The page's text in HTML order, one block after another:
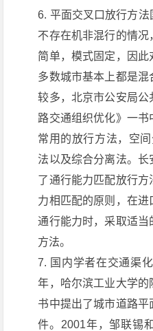
平面交叉口放行方
不存在机非混行的情
简单，模式固定，因
多数城市基本上都是
较多，北京市公安局
路交通组织优化》一
常用的放行方法，空
法以及综合分离法。
了通行能力匹配放行
力相匹配的原则，在
通行能力时，采取适
方法。
国内学者在交通渠
年，哈尔滨工业大学
书中提出了城市道路
件。2001年，邹联锡